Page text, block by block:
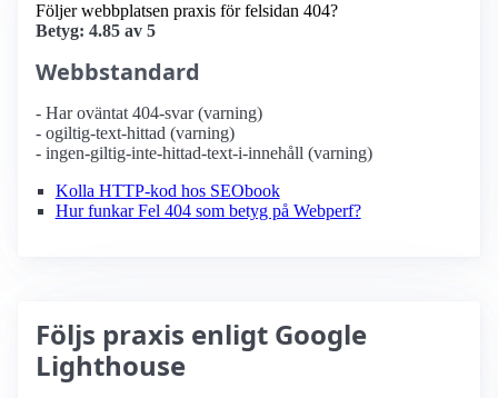
Följer webbplatsen praxis för felsidan 404?
Betyg: 4.85 av 5
Webbstandard
- Har oväntat 404-svar (varning)
- ogiltig-text-hittad (varning)
- ingen-giltig-inte-hittad-text-i-innehåll (varning)
Kolla HTTP-kod hos SEObook
Hur funkar Fel 404 som betyg på Webperf?
Följs praxis enligt Google
Lighthouse